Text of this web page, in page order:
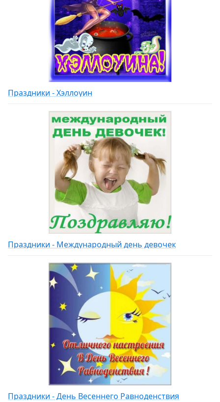
Праздники - Хэллоуин
Праздники - Международный день девочек
Праздники - День Весеннего Равноденствия